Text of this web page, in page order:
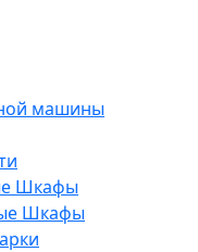
машины
Шкафы
Шкафы